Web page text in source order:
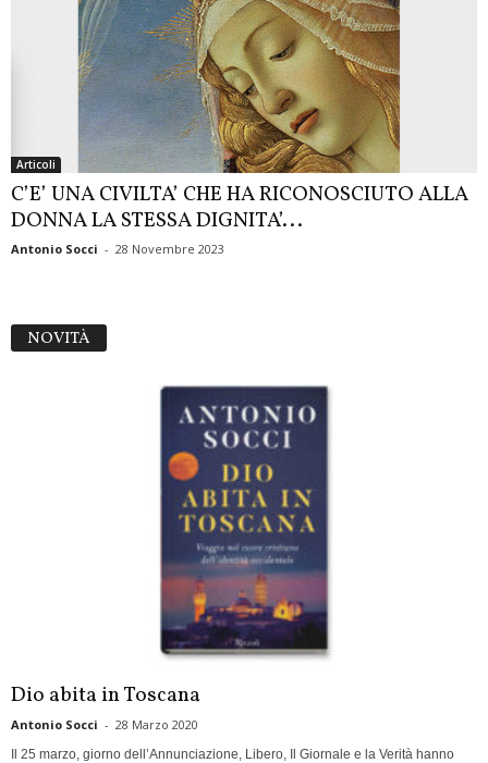
Articoli
C’E’ UNA CIVILTA’ CHE HA RICONOSCIUTO ALLA
DONNA LA STESSA DIGNITA’...
Antonio Socci - 28 Novembre 2023
NOVITÀ
Dio abita in Toscana
Antonio Socci - 28 Marzo 2020
Il 25 marzo, giorno dell’Annunciazione, Libero, Il Giornale e la Verità hanno